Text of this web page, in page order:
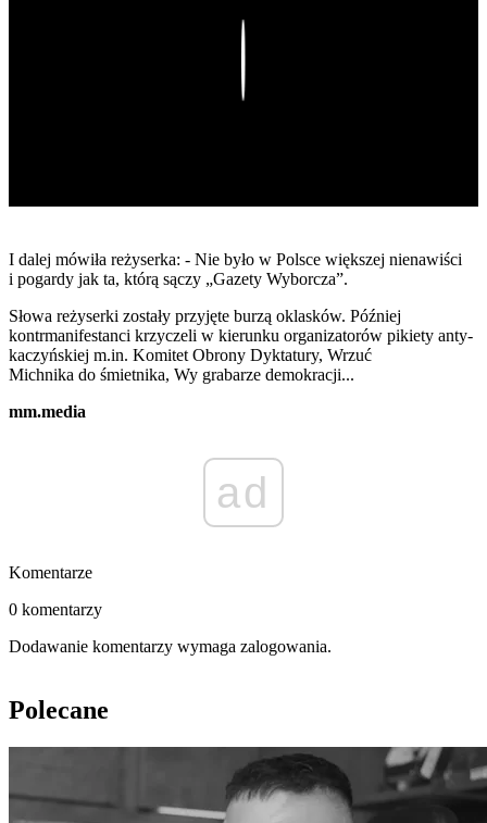
I dalej mówiła reżyserka: - Nie było w Polsce większej nienawiści
i pogardy jak ta, którą sączy „Gazety Wyborcza”.
Słowa reżyserki zostały przyjęte burzą oklasków. Później
kontrmanifestanci krzyczeli w kierunku organizatorów pikiety anty-
kaczyńskiej m.in. Komitet Obrony Dyktatury, Wrzuć
Michnika do śmietnika, Wy grabarze demokracji...
mm.media
ad
Komentarze
0 komentarzy
Dodawanie komentarzy wymaga zalogowania.
Polecane